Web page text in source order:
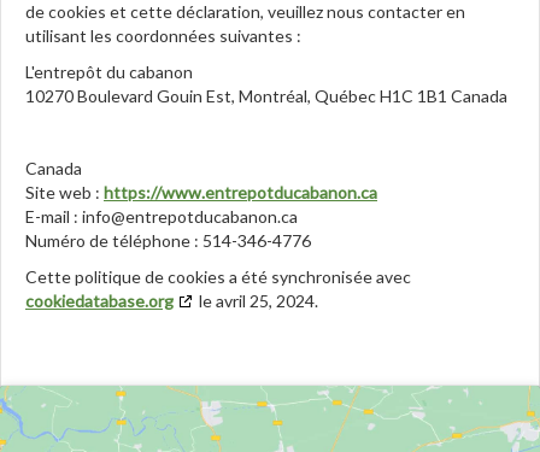
de cookies et cette déclaration, veuillez nous contacter en
utilisant les coordonnées suivantes :
L'entrepôt du cabanon
10270 Boulevard Gouin Est, Montréal, Québec H1C 1B1 Canada
Canada
Site web : https://www.entrepotducabanon.ca
E-mail : info@entrepotducabanon.ca
Numéro de téléphone : 514-346-4776
Cette politique de cookies a été synchronisée avec
cookiedatabase.org
le avril 25, 2024.